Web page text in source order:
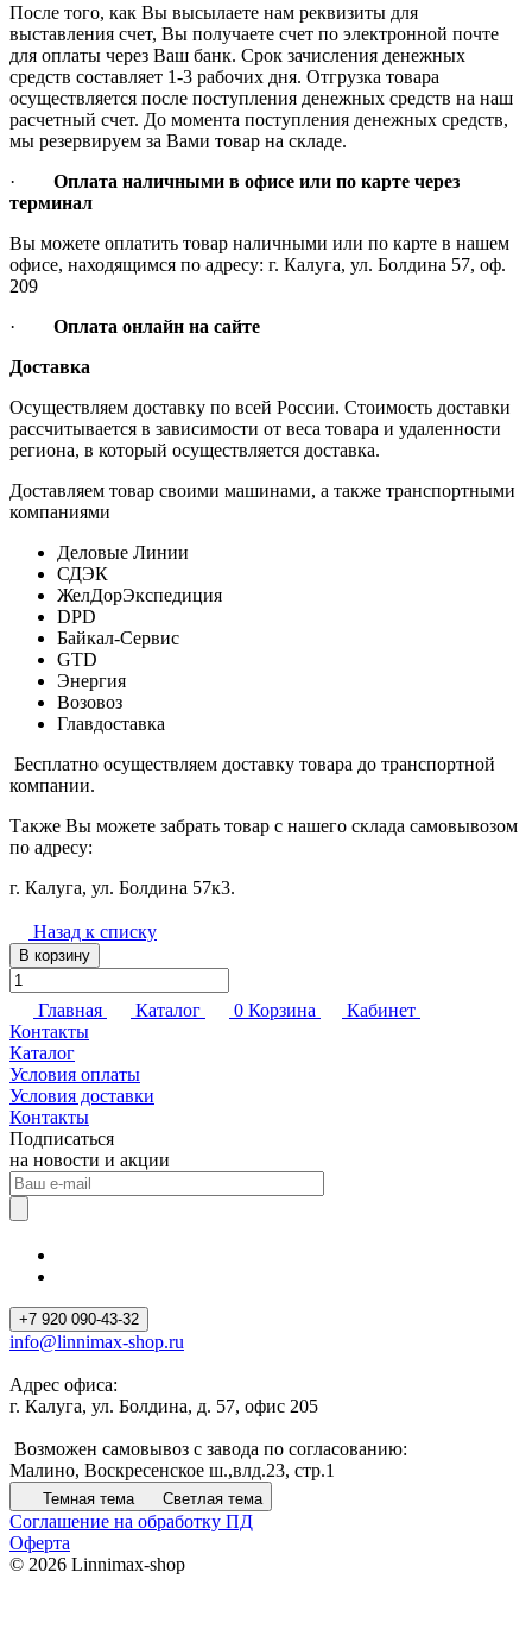
После того, как Вы высылаете нам реквизиты для
выставления счет, Вы получаете счет по электронной почте
для оплаты через Ваш банк. Срок зачисления денежных
средств составляет 1-3 рабочих дня. Отгрузка товара
осуществляется после поступления денежных средств на наш
расчетный счет. До момента поступления денежных средств,
мы резервируем за Вами товар на складе.
· Оплата наличными в офисе или по карте через
терминал
Вы можете оплатить товар наличными или по карте в нашем
офисе, находящимся по адресу: г. Калуга, ул. Болдина 57, оф.
209
· Оплата онлайн на сайте
Доставка
Осуществляем доставку по всей России. Стоимость доставки
рассчитывается в зависимости от веса товара и удаленности
региона, в который осуществляется доставка.
Доставляем товар своими машинами, а также транспортными
компаниями
Деловые Линии
СДЭК
ЖелДорЭкспедиция
DPD
Байкал-Сервис
GTD
Энергия
Возовоз
Главдоставка
Бесплатно осуществляем доставку товара до транспортной
компании.
Также Вы можете забрать товар с нашего склада самовывозом
по адресу:
г. Калуга, ул. Болдина 57к3.
Назад к списку
В корзину
Главная Каталог 0 Корзина
Кабинет
Контакты
Каталог
Условия оплаты
Условия доставки
Контакты
Подписаться
на новости и акции
+7 920 090-43-32
info@linnimax-shop.ru
Адрес офиса:
г. Калуга, ул. Болдина, д. 57, офис 205
Возможен самовывоз с завода по согласованию:
Малино, Воскресенское ш.,влд.23, стр.1
Темная тема Светлая тема
Соглашение на обработку ПД
Оферта
© 2026 Linnimax-shop